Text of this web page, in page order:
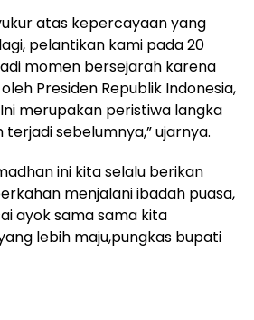
atas kepercayaan yang
pelantikan kami pada 20
momen bersejarah karena
Presiden Republik Indonesia,
merupakan peristiwa langka
sebelumnya,” ujarnya.
ini kita selalu berikan
menjalani ibadah puasa,
ayok sama sama kita
lebih maju,pungkas bupati